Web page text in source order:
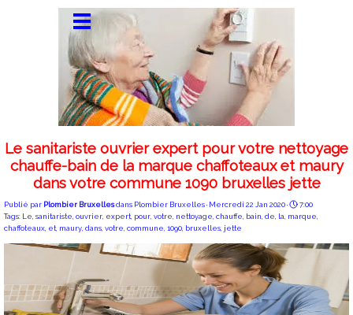
Le sanitariste ouvrier expert pour votre nettoyage
chauffe-bain de la marque chaffoteaux et maury
dans votre commune 1090 bruxelles jette
Publié par Plombier Bruxellesdans Plombier Bruxelles· Mercredi 22 Jan 2020 ·
7:00
Tags: Le sanitariste ouvrier expert pour votre nettoyage chauffe bain de la marque
chaffoteaux et maury dans votre commune 1090 bruxelles jette